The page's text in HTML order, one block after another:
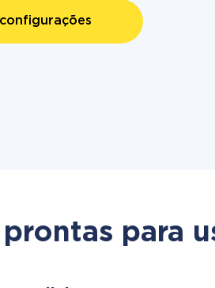
para